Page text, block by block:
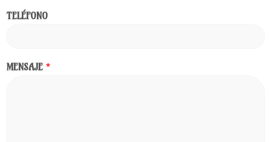
TELÉFONO
MENSAJE *